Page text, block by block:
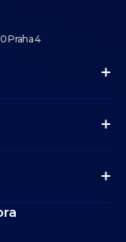
Praha 4